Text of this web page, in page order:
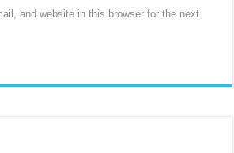
and website in this browser for the next